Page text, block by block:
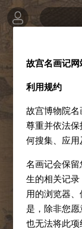
故宫名画记网
利用规约
故宫博物院名
尊重并依法
何搜集、应用
名画记会保
生的相关记
用的浏览器
是，除非您愿
也无法将此